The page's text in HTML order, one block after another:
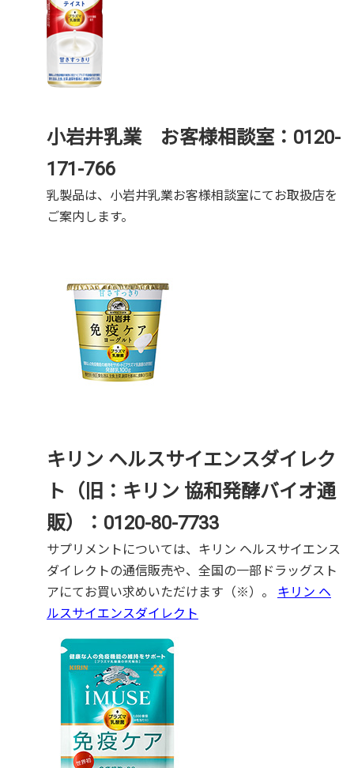
小岩井乳業 お客様相談室：0120-
171-766
乳製品は、小岩井乳業お客様相談室にてお取扱店を
ご案内します。
キリン ヘルスサイエンスダイレク
ト（旧：キリン 協和発酵バイオ通
販）：0120-80-7733
サプリメントについては、キリン ヘルスサイエンス
ダイレクトの通信販売や、全国の一部ドラッグスト
アにてお買い求めいただけます（※）。 キリン ヘ
ルスサイエンスダイレクト